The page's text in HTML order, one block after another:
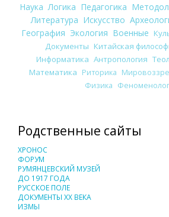
Наука Логика Педагогика
Литература Искусство
География Экология Военные
Документы Китайская
Информатика Антропология
Математика Риторика
Физика
Родственные сайты
ХРОНОС
ФОРУМ
РУМЯНЦЕВСКИЙ МУЗЕЙ
ДО 1917 ГОДА
РУССКОЕ ПОЛЕ
ДОКУМЕНТЫ XX ВЕКА
ИЗМЫ